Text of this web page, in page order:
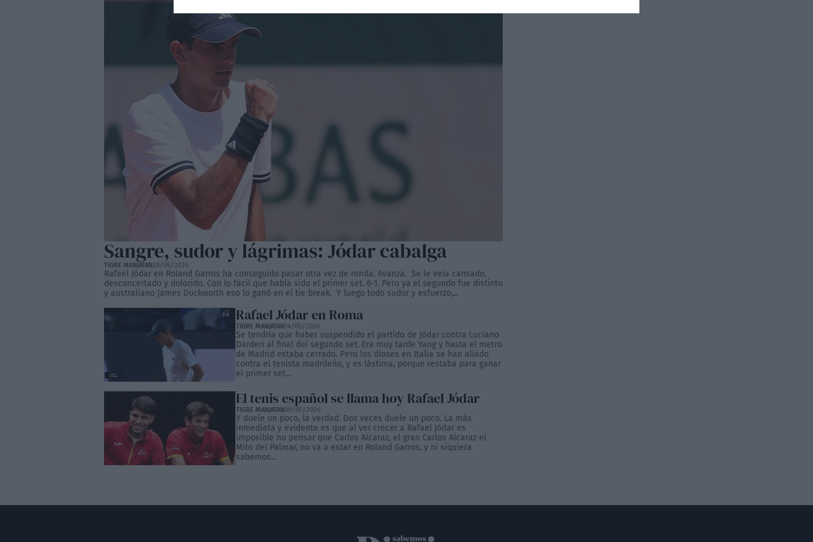
Sangre, sudor y lágrimas: Jódar cabalga
TIGRE MANJATAN28/05/2026
Rafael Jódar en Roland Garros ha conseguido pasar otra vez de ronda. Avanza. Se le veía cansado,
desconcertado y dolorido. Con lo fácil que había sido el primer set. 6-1. Pero ya el segundo fue distinto
y australiano James Duckworth eso lo ganó en el tie break. Y luego todo sudor y esfuerzo,...
Rafael Jódar en Roma
TIGRE MANJATAN14/05/2026
Se tendría que haber suspendido el partido de Jódar contra Luciano
Darderi al final del segundo set. Era muy tarde Yang y hasta el metro
de Madrid estaba cerrado. Pero los dioses en Italia se han aliado
contra el tenista madrileño, y es lástima, porque restaba para ganar
el primer set...
El tenis español se llama hoy Rafael Jódar
TIGRE MANJATAN09/05/2026
Y duele un poco, la verdad. Dos veces duele un poco. La más
inmediata y evidente es que al ver crecer a Rafael Jódar es
imposible no pensar que Carlos Alcaraz, el gran Carlos Alcaraz el
Mito del Palmar, no va a estar en Roland Garros, y ni siquiera
sabemos...